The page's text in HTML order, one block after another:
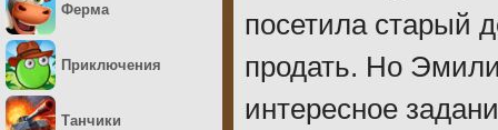
посетила старый
продать. Но
интересное
Ферма
Приключения
Танчики